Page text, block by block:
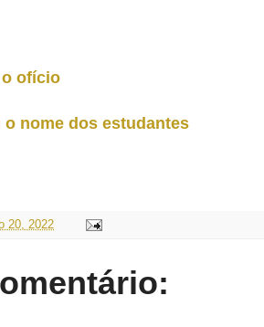
ofício
nome dos estudantes
20, 2022